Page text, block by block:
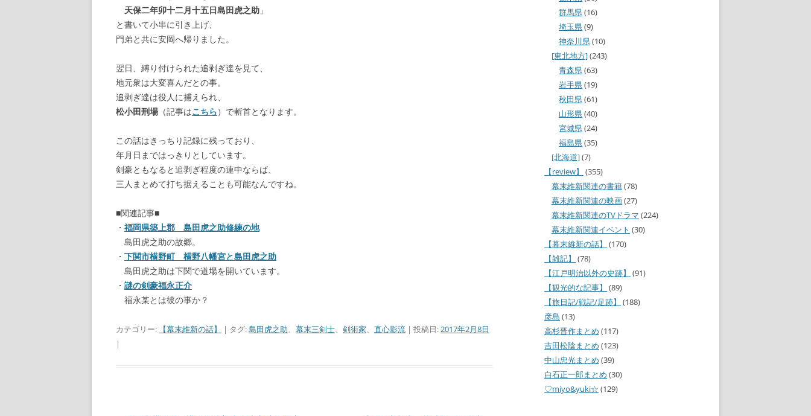
天保二年卯十二月十五日島田虎之助 」
と書いて小串に引き上げ、
門弟と共に安岡へ帰りました。
翌日、縛り付けられた追剥ぎ達を見て、
地元衆は大変喜んだとの事。
追剥ぎ達は役人に捕えられ、
松小田刑場 （記事はこちら）で斬首となります。
この話はきっちり記録に残っており、
年月日まではっきりとしています。
剣豪ともなると追剥ぎ程度の連中ならば、
三人まとめて打ち据えることも可能なんですね。
■関連記事■
・ 福岡県築上郡 島田虎之助修練の地
島田虎之助の故郷。
・ 下関市横野町 横野八幡宮と島田虎之助
島田虎之助は下関で道場を開いています。
・ 謎の剣豪福永正介
福永某とは彼の事か？
カテゴリー: 【幕末維新の話】 | タグ:島田虎之助、 幕末三剣士、 剣術家、 直心影流 | 投稿日:2017年2月8日
|
群馬県(16)
埼玉県(9)
神奈川県(10)
[東北地方](243)
青森県(63)
岩手県(19)
秋田県(61)
山形県(40)
宮城県(24)
福島県(35)
[北海道](7)
【review】
(355)
幕末維新関連の書籍(78)
幕末維新関連の映画(27)
幕末維新関連のTVドラマ (224)
幕末維新関連イベント (30)
【幕末維新の話】
(170)
【雑記】
(78)
【江戸明治以外の史跡】
(91)
【観光的な記事】
(89)
【旅日記/戦記/足跡】
(188)
彦島 (13)
高杉晋作まとめ (117)
吉田松陰まとめ (123)
中山忠光まとめ (39)
白石正一郎まとめ (30)
♡miyo&yuki☆ (129)